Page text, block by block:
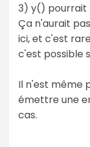
3) y() pourrait
Ça n'aurait
ici, et c'est
c'est possible
Il n'est même
émettre une
cas.